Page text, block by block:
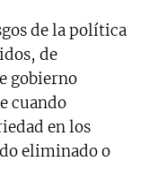
de la política
de
gobierno
cuando
en los
eliminado o